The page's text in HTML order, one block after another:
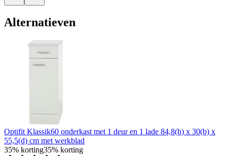
Alternatieven
Optifit Klassik60 onderkast met 1 deur en 1 lade 84,8(h) x 30(b) x
55,5(d) cm met werkblad
35% korting35% korting